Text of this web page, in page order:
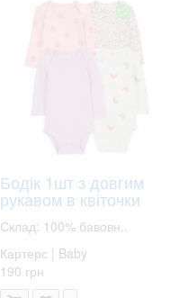
Бодік 1шт з довгим
рукавом в квіточки
Склад: 100% бавовн..
Картерс | Baby
190 грн